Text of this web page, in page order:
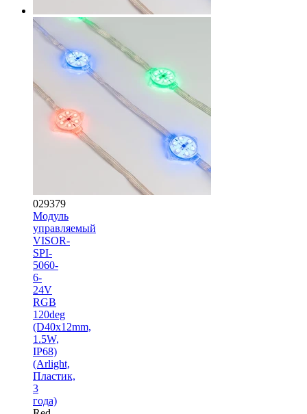
029379
Модуль
управляемый
VISOR-
SPI-
5060-
6-
24V
RGB
120deg
(D40x12mm,
1.5W,
IP68)
(Arlight,
Пластик,
3
года)